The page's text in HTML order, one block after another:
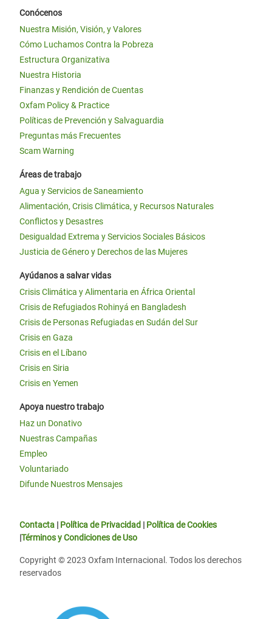
Conócenos
Nuestra Misión, Visión, y Valores
Cómo Luchamos Contra la Pobreza
Estructura Organizativa
Nuestra Historia
Finanzas y Rendición de Cuentas
Oxfam Policy & Practice
Políticas de Prevención y Salvaguardia
Preguntas más Frecuentes
Scam Warning
Áreas de trabajo
Agua y Servicios de Saneamiento
Alimentación, Crisis Climática, y Recursos Naturales
Conflictos y Desastres
Desigualdad Extrema y Servicios Sociales Básicos
Justicia de Género y Derechos de las Mujeres
Ayúdanos a salvar vidas
Crisis Climática y Alimentaria en África Oriental
Crisis de Refugiados Rohinyá en Bangladesh
Crisis de Personas Refugiadas en Sudán del Sur
Crisis en Gaza
Crisis en el Líbano
Crisis en Siria
Crisis en Yemen
Apoya nuestro trabajo
Haz un Donativo
Nuestras Campañas
Empleo
Voluntariado
Difunde Nuestros Mensajes
Contacta | Política de Privacidad | Política de Cookies
|Términos y Condiciones de Uso
Copyright © 2023 Oxfam Internacional. Todos los derechos
reservados